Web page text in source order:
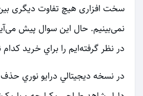
سخت افزاری هیچ تفاوت دیگری
نمی‌بینیم. حال این سوال پیش
در نظر گرفته‌ايم را براي خريد
در نسخه ديجيتالي درايو نوري